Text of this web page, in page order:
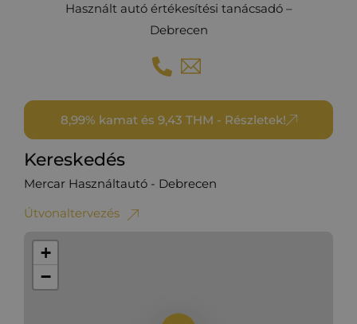
Használt autó értékesítési tanácsadó –
Debrecen
8,99% kamat és 9,43 THM - Részletek!
Kereskedés
Mercar Használtautó - Debrecen
Útvonaltervezés
+
−